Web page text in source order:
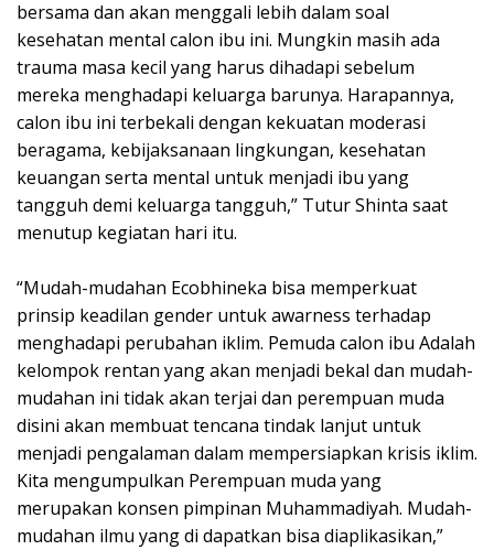
bersama dan akan menggali lebih dalam soal
kesehatan mental calon ibu ini. Mungkin masih ada
trauma masa kecil yang harus dihadapi sebelum
mereka menghadapi keluarga barunya. Harapannya,
calon ibu ini terbekali dengan kekuatan moderasi
beragama, kebijaksanaan lingkungan, kesehatan
keuangan serta mental untuk menjadi ibu yang
tangguh demi keluarga tangguh,” Tutur Shinta saat
menutup kegiatan hari itu.
“Mudah-mudahan Ecobhineka bisa memperkuat
prinsip keadilan gender untuk awarness terhadap
menghadapi perubahan iklim. Pemuda calon ibu Adalah
kelompok rentan yang akan menjadi bekal dan mudah-
mudahan ini tidak akan terjai dan perempuan muda
disini akan membuat tencana tindak lanjut untuk
menjadi pengalaman dalam mempersiapkan krisis iklim.
Kita mengumpulkan Perempuan muda yang
merupakan konsen pimpinan Muhammadiyah. Mudah-
mudahan ilmu yang di dapatkan bisa diaplikasikan,”